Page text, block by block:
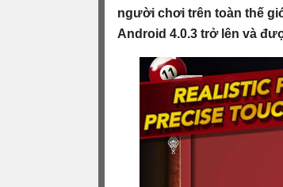
người chơi trên toàn thế
Android 4.0.3 trở lên và